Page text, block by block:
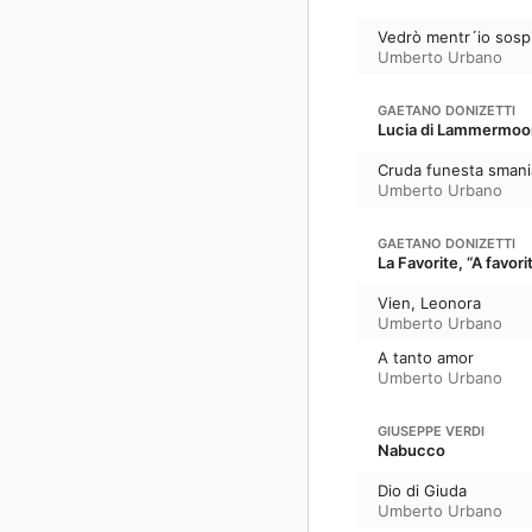
Vedrò mentr´io
Umberto Urbano
GAETANO DONIZETTI
Lucia di
Cruda funesta
Umberto Urbano
GAETANO DONIZETTI
La Favorite, “A
Vien, Leonora
Umberto Urbano
A tanto amor
Umberto Urbano
GIUSEPPE VERDI
Nabucco
Dio di Giuda
Umberto Urbano